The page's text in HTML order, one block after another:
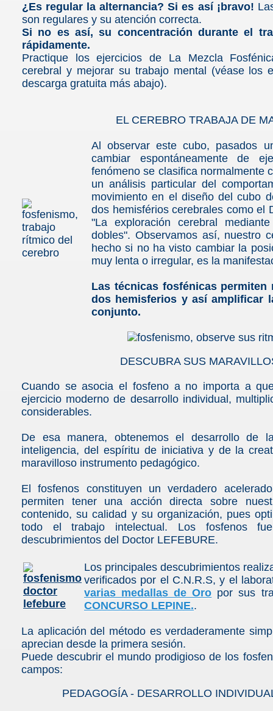
¿Es regular la alternancia? Si es así ¡bravo!
son regulares y su atención correcta.
Si no es así, su concentración durante el
rápidamente.
Practique los ejercicios de La Mezcla
cerebral y mejorar su trabajo mental (véase los
descarga gratuita más abajo).
EL CEREBRO TRABAJA DE
Al observar este cubo, pasados
cambiar espontáneamente de
fenómeno se clasifica normalmente
un análisis particular del
movimiento en el diseño del cubo
dos hemisférios cerebrales como el
"La exploración cerebral
dobles". Observamos así, nuestro
hecho si no ha visto cambiar la
muy lenta o irregular, es la
Las técnicas fosfénicas
dos hemisferios y así amplificar
conjunto.
DESCUBRA SUS
Cuando se asocia el fosfeno a no importa a
ejercicio moderno de desarrollo individual,
considerables.
De esa manera, obtenemos el desarrollo de
inteligencia, del espíritu de iniciativa y de la
maravilloso instrumento pedagógico.
El fosfenos constituyen un verdadero
permiten tener una acción directa sobre
contenido, su calidad y su organización, pues
todo el trabajo intelectual. Los fosfenos
descubrimientos del Doctor LEFEBURE.
Los principales descubrimientos
verificados por el C.N.R.S, y el
varias medallas de Oro por sus
CONCURSO LEPINE..
La aplicación del método es verdaderamente
aprecian desde la primera sesión.
Puede descubrir el mundo prodigioso de los
campos:
PEDAGOGÍA - DESARROLLO